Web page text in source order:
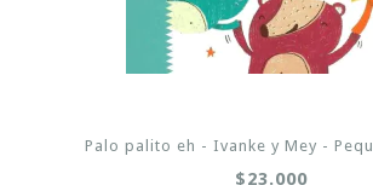
Palo palito eh - Ivanke y Mey -
$23.000